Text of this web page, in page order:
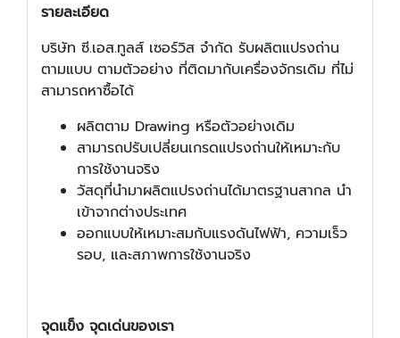
รายละเอียด
บริษัท ซี.เอส.ทูลส์ เซอร์วิส จำกัด รับผลิตแปรงถ่าน
ตามแบบ ตามตัวอย่าง ที่ติดมากับเครื่องจักรเดิม ที่ไม่
สามารถหาซื้อได้
ผลิตตาม Drawing หรือตัวอย่างเดิม
สามารถปรับเปลี่ยนเกรดแปรงถ่านให้เหมาะกับ
การใช้งานจริง
วัสดุที่นำมาผลิตแปรงถ่านได้มาตรฐานสากล นำ
เข้าจากต่างประเทศ
ออกแบบให้เหมาะสมกับแรงดันไฟฟ้า, ความเร็ว
รอบ, และสภาพการใช้งานจริง
จุดแข็ง จุดเด่นของเรา